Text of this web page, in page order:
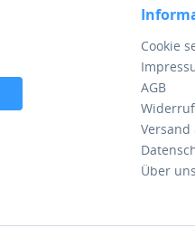
Cookie
AGB
Versand
Über uns